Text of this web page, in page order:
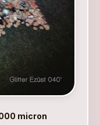
micron